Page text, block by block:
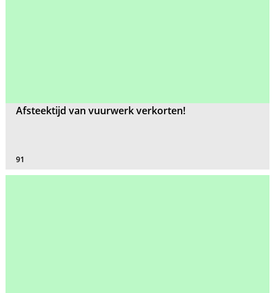
Afsteektijd van vuurwerk verkorten!
91